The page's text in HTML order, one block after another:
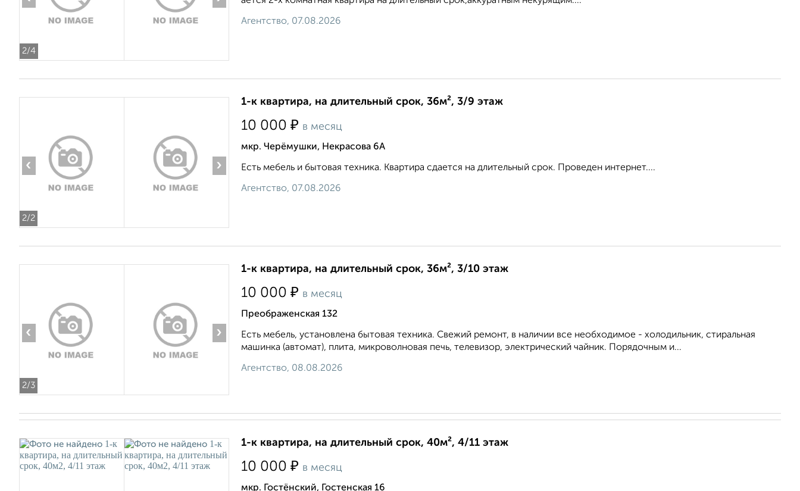
2/4
Агентство, 07.08.2026
2/2
‹ ›
1-к квартира, на длительный срок, 36м², 3/9 этаж
10 000 ₽ в месяц
мкр. Черёмушки, Некрасова 6А
Есть мебель и бытовая техника. Квартира сдается на длительный срок. Проведен интернет....
Агентство, 07.08.2026
2/3
‹ ›
1-к квартира, на длительный срок, 36м², 3/10 этаж
10 000 ₽ в месяц
Преображенская 132
Есть мебель, установлена бытовая техника. Свежий ремонт, в наличии все необходимое - холодильник, стиральная
машинка (автомат), плита, микроволновая печь, телевизор, электрический чайник. Порядочным и...
Агентство, 08.08.2026
1-к квартира, на длительный срок, 40м², 4/11 этаж
10 000 ₽ в месяц
мкр. Гостёнский, Гостенская 16